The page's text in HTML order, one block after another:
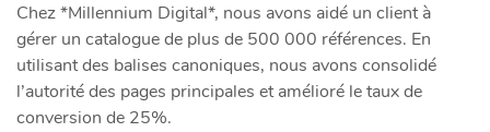
Chez *Millennium Digital*, nous avons aidé un client à
gérer un catalogue de plus de 500 000 références. En
utilisant des balises canoniques, nous avons consolidé
l’autorité des pages principales et amélioré le taux de
conversion de 25%.